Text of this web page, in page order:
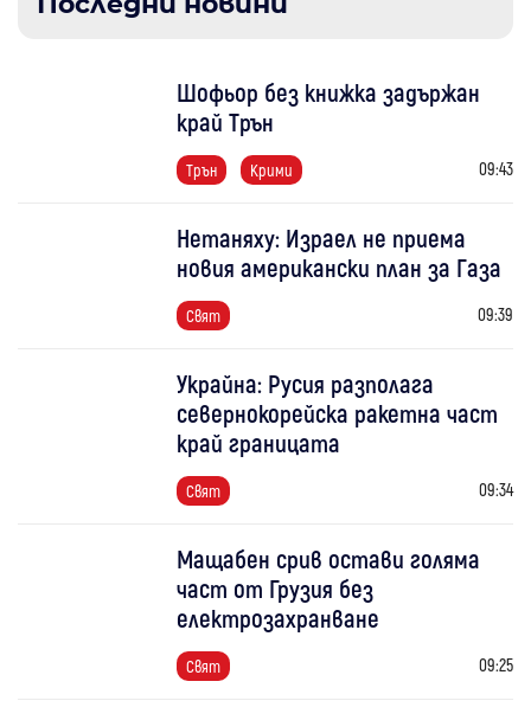
Шофьор без книжка задържан
край Трън
Трън Крими 09:43
Нетаняху: Израел не приема
новия американски план за Газа
Свят 09:39
Украйна: Русия разполага
севернокорейска ракетна част
край границата
Свят 09:34
Мащабен срив остави голяма
част от Грузия без
електрозахранване
Свят 09:25